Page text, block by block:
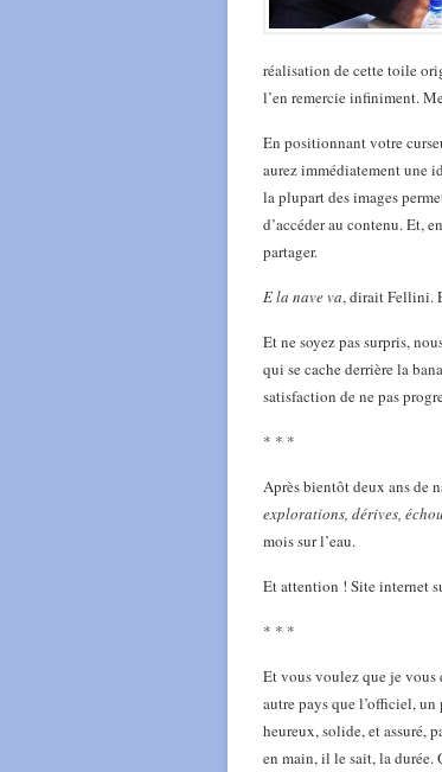
réalisation de cette toile
l’en remercie infiniment.
En positionnant votre
aurez immédiatement une
la plupart des images
d’accéder au contenu. Et,
partager.
E la nave va, dirait Fellini.
Et ne soyez pas surpris,
qui se cache derrière la
satisfaction de ne pas
* * *
Après bientôt deux ans de
explorations, dérives,
mois sur l’eau.
Et attention ! Site internet
* * *
Et vous voulez que je vous
autre pays que l’officiel,
heureux, solide, et assuré,
en main, il le sait, la durée.